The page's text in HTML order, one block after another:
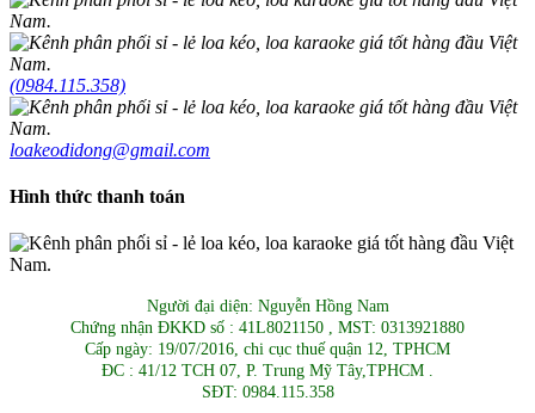
(0984.115.358)
loakeodidong@gmail.com
Hình thức thanh toán
Người đại diện: Nguyễn Hồng Nam
Chứng nhận ĐKKD số : 41L8021150 , MST: 0313921880
Cấp ngày: 19/07/2016, chi cục thuế quận 12, TPHCM
ĐC : 41/12 TCH 07, P. Trung Mỹ Tây,TPHCM .
SĐT: 0984.115.358